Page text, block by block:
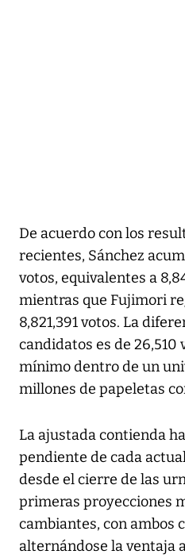
De acuerdo con los
recientes, Sánchez
votos, equivalentes a
mientras que Fujimori
8,821,391 votos. La
candidatos es de 26,510
mínimo dentro de un
millones de papeletas
La ajustada contienda
pendiente de cada
desde el cierre de las
primeras proyecciones
cambiantes, con ambos
alternándose la ventaja